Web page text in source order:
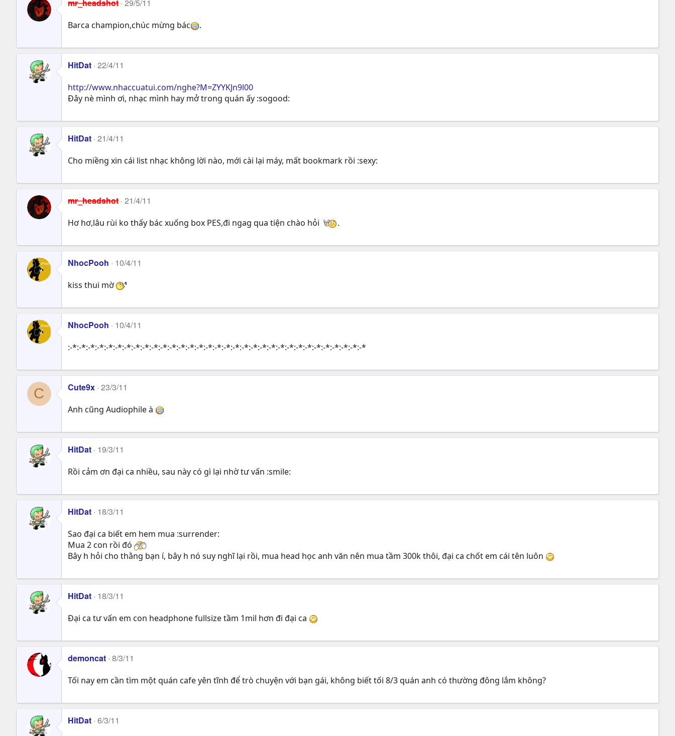
mr_headshot 29/5/11
Barca champion,chúc mừng bác .
HitDat 22/4/11
http://www.nhaccuatui.com/nghe?M=ZYYKJn9l00
Đây nè mình ơi, nhạc mình hay mở trong quán ấy :sogood:
HitDat 21/4/11
Cho miềng xin cái list nhạc không lời nào, mới cài lại máy, mất bookmark rồi :sexy:
mr_headshot 21/4/11
Hơ hơ,lâu rùi ko thấy bác xuống box PES,đi ngag qua tiện chào hỏi .
NhocPooh 10/4/11
kiss thui mờ
NhocPooh 10/4/11
:-*:-*:-*:-*:-*:-*:-*:-*:-*:-*:-*:-*:-*:-*:-*:-*:-*:-*:-*:-*:-*:-*:-*:-*:-*:-*:-*:-*:-*:-*:-*:-*:-*
C Cute9x 23/3/11
Anh cũng Audiophile à
HitDat 19/3/11
Rồi cảm ơn đại ca nhiều, sau này có gì lại nhờ tư vấn :smile:
HitDat 18/3/11
Sao đại ca biết em hem mua :surrender:
Mua 2 con rồi đó
Bây h hỏi cho thằng bạn í, bây h nó suy nghĩ lại rồi, mua head học anh văn nên mua tầm 300k thôi, đại ca chốt em cái tên luôn
HitDat 18/3/11
Đại ca tư vấn em con headphone fullsize tầm 1mil hơn đi đại ca
demoncat 8/3/11
Tối nay em cần tìm một quán cafe yên tĩnh để trò chuyện với bạn gái, không biết tối 8/3 quán anh có thường đông lắm không?
HitDat 6/3/11